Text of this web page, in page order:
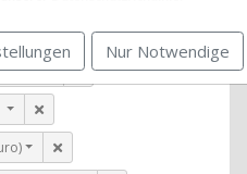
Euro)
Nur Notwendige